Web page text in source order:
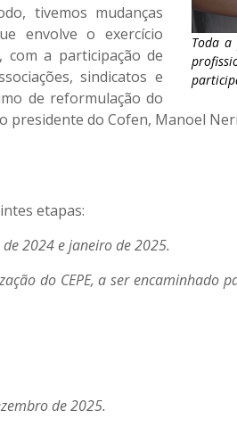
Toda a
tivemos mudanças
envolve o exercício
com a participação de
sindicatos e
de reformulação do
presidente do Cofen, Manoel
etapas:
2024 e janeiro de 2025.
do CEPE, a ser encaminhado
de 2025.